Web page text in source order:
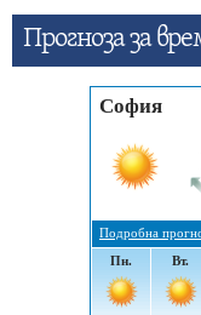
Прогнозa за